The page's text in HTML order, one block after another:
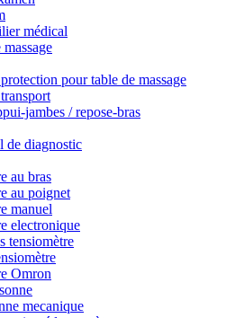
médical
pour table de massage
jambes / repose-bras
de diagnostic
au bras
au poignet
manuel
electronique
tensiomètre
Omron
mecanique